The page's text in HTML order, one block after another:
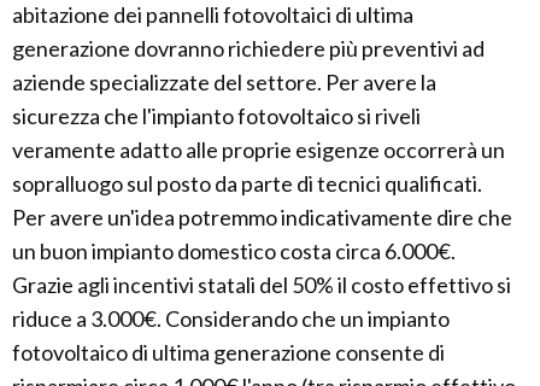
abitazione dei pannelli fotovoltaici di ultima
generazione dovranno richiedere più preventivi ad
aziende specializzate del settore. Per avere la
sicurezza che l'impianto fotovoltaico si riveli
veramente adatto alle proprie esigenze occorrerà un
sopralluogo sul posto da parte di tecnici qualificati.
Per avere un'idea potremmo indicativamente dire che
un buon impianto domestico costa circa 6.000€.
Grazie agli incentivi statali del 50% il costo effettivo si
riduce a 3.000€. Considerando che un impianto
fotovoltaico di ultima generazione consente di